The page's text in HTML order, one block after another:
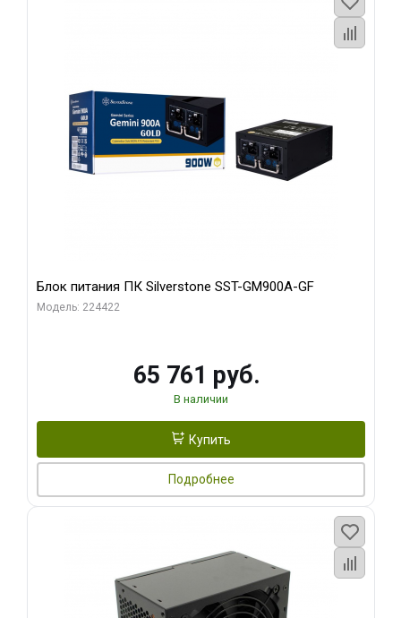
Блок питания ПК Silverstone SST-GM900A-GF
Модель: 224422
65 761 руб.
В наличии
Купить
Подробнее